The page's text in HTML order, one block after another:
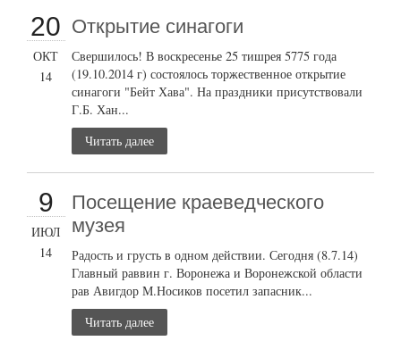
20
ОКТ
14
Открытие синагоги
Свершилось! В воскресенье 25 тишрея 5775 года
(19.10.2014 г) состоялось торжественное открытие
синагоги "Бейт Хава". На праздники присутствовали
Г.Б. Хан...
Читать далее
9
ИЮЛ
14
Посещение краеведческого
музея
Радость и грусть в одном действии. Сегодня (8.7.14)
Главный раввин г. Воронежа и Воронежской области
рав Авигдор М.Носиков посетил запасник...
Читать далее